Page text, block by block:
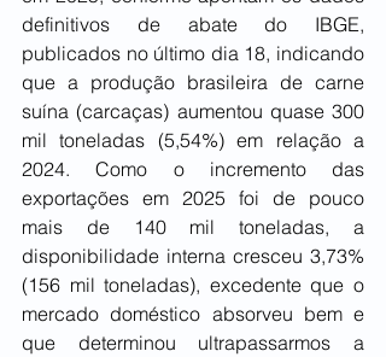
definitivos de abate do IBGE,
publicados no último dia 18, indicando
que a produção brasileira de carne
suína (carcaças) aumentou quase 300
mil toneladas (5,54%) em relação a
2024. Como o incremento das
exportações em 2025 foi de pouco
mais de 140 mil toneladas, a
disponibilidade interna cresceu 3,73%
(156 mil toneladas), excedente que o
mercado doméstico absorveu bem e
que determinou ultrapassarmos a